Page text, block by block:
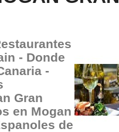
- Donde
-
Gran
en Mogan
de